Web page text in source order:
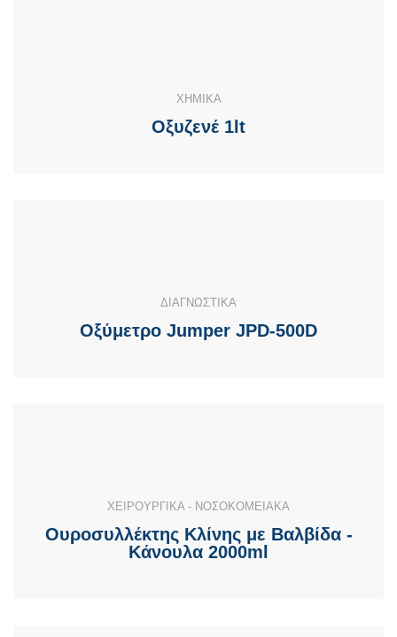
ΧΗΜΙΚΑ
Οξυζενέ 1lt
ΔΙΑΓΝΩΣΤΙΚΑ
Οξύμετρο Jumper JPD-500D
ΧΕΙΡΟΥΡΓΙΚΑ - ΝΟΣΟΚΟΜΕΙΑΚΑ
Ουροσυλλέκτης Κλίνης με Βαλβίδα -
Κάνουλα 2000ml